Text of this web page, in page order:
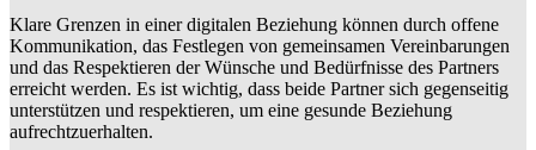
Klare Grenzen in einer digitalen Beziehung können durch offene
Kommunikation, das Festlegen von gemeinsamen Vereinbarungen
und das Respektieren der Wünsche und Bedürfnisse des Partners
erreicht werden. Es ist wichtig, dass beide Partner sich gegenseitig
unterstützen und respektieren, um eine gesunde Beziehung
aufrechtzuerhalten.